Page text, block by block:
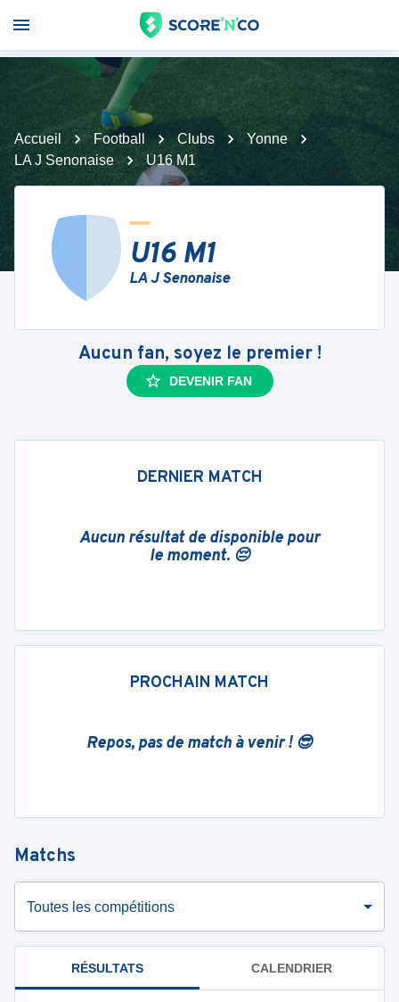
Accueil Football Clubs
Yonne
LA J Senonaise
U16 M1
U16 M1
LA J Senonaise
Aucun fan, soyez le premier !
DEVENIR FAN
DERNIER MATCH
Aucun résultat de disponible pour
le moment. 😔
PROCHAIN MATCH
Repos, pas de match à venir ! 😎
Matchs
Toutes les compétitions
RÉSULTATS CALENDRIER